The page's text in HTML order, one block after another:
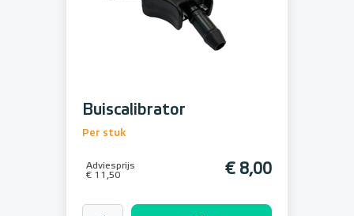
Buiscalibrator
Per stuk
Adviesprijs
€ 11,50
€ 8,00